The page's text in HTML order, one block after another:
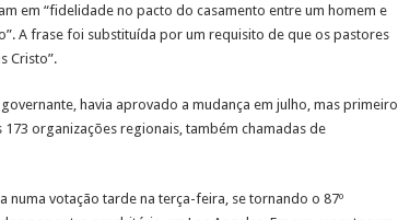
em “fidelidade no pacto do casamento entre um homem e
A frase foi substituída por um requisito de que os pastores
Cristo”.
havia aprovado a mudança em julho, mas primeiro
organizações regionais, também chamadas de
votação tarde na terça-feira, se tornando o 87º